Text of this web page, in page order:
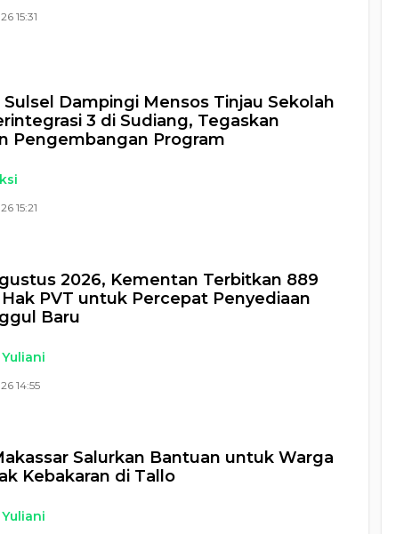
15:31
Sulsel Dampingi Mensos Tinjau Sekolah
3 di Sudiang, Tegaskan
Pengembangan Program
15:21
2026, Kementan Terbitkan 889
PVT untuk Percepat Penyediaan
Baru
14:55
Salurkan Bantuan untuk Warga
Kebakaran di Tallo